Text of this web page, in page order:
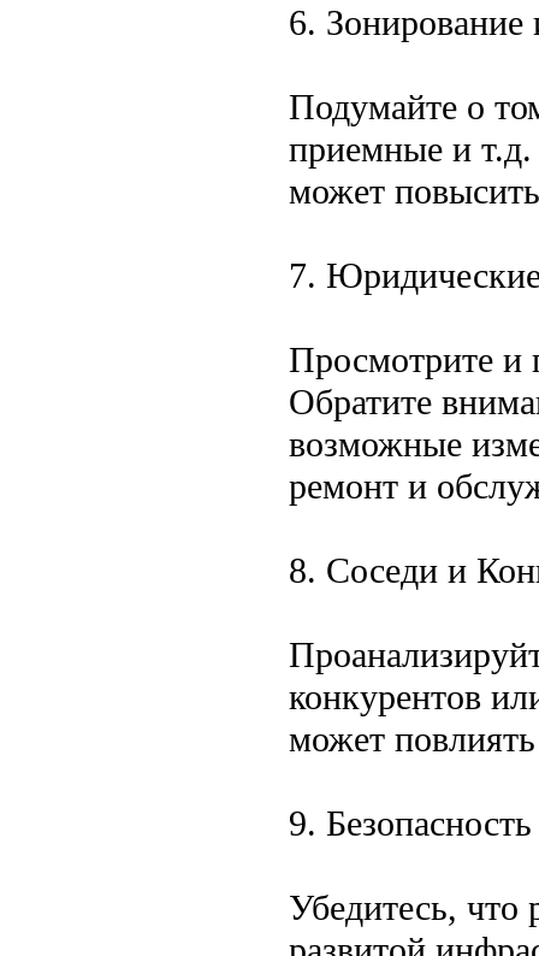
6.
Подумайте о
приемные и
может
7.
Просмотрите и
Обратите
возможные
ремонт и
8. Соседи и
конкурентов
может
9.
Убедитесь, что